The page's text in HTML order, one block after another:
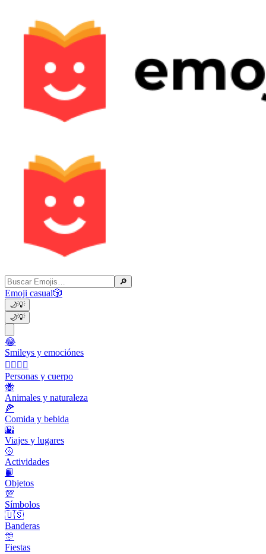
🔎
Emoji casual🎲
🌙💡
🌙💡
😂
Smileys y emociónes
👩‍❤️‍💋‍👨
Personas y cuerpo
🐝
Animales y naturaleza
🍕
Comida y bebida
🌇
Viajes y lugares
🥎
Actividades
📙
Objetos
💯
Símbolos
🇺🇸
Banderas
🎊
Fiestas